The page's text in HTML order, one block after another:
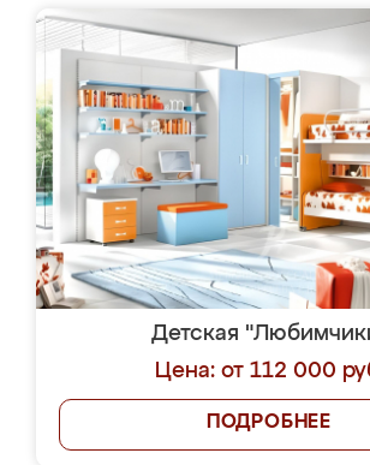
Детская
Цена: от 112 000
ПОДРОБНЕЕ